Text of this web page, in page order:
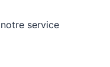
service